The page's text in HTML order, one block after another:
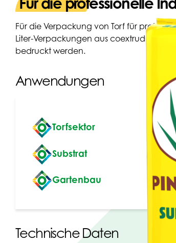
Für die Verpackung von Torf für
Liter-Verpackungen aus coextrudiertem
bedruckt werden.
Anwendungen
Torfsektor
Substrat
Gartenbau
Technische Daten